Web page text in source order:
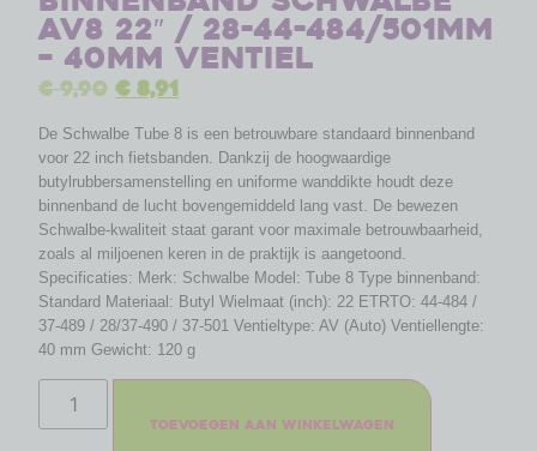
AV8 22″ / 28-44-484/501mm
– 40mm ventiel
€9,90 €8,91
De Schwalbe Tube 8 is een betrouwbare standaard binnenband
voor 22 inch fietsbanden. Dankzij de hoogwaardige
butylrubbersamenstelling en uniforme wanddikte houdt deze
binnenband de lucht bovengemiddeld lang vast. De bewezen
Schwalbe-kwaliteit staat garant voor maximale betrouwbaarheid,
zoals al miljoenen keren in de praktijk is aangetoond.
Specificaties: Merk: Schwalbe Model: Tube 8 Type binnenband:
Standard Materiaal: Butyl Wielmaat (inch): 22 ETRTO: 44-484 /
37-489 / 28/37-490 / 37-501 Ventieltype: AV (Auto) Ventiellengte:
40 mm Gewicht: 120 g
Toevoegen aan winkelwagen